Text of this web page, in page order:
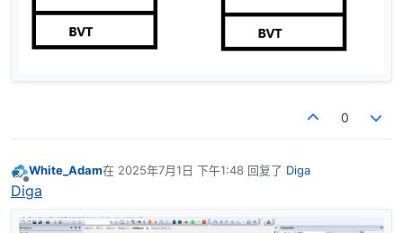
0
离线
White_Adam在 2025年7月1日 下午1:48 回复了 Diga
最后由 编辑
Diga